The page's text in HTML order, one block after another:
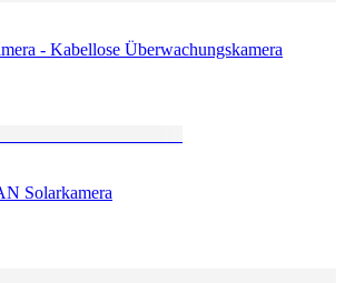
- Kabellose Überwachungskamera
Solarkamera